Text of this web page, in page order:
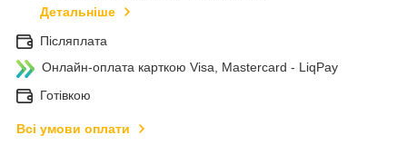
Детальніше
Післяплата
Онлайн-оплата карткою Visa, Mastercard - LiqPay
Готівкою
Всі умови оплати